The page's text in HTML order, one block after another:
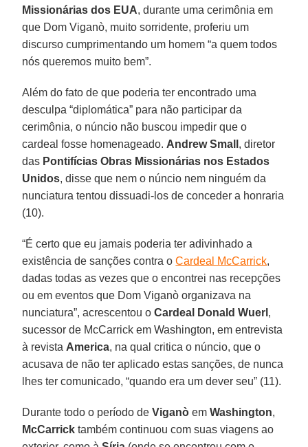
Missionárias dos EUA, durante uma cerimônia em
que Dom Viganò, muito sorridente, proferiu um
discurso cumprimentando um homem “a quem todos
nós queremos muito bem”.
Além do fato de que poderia ter encontrado uma
desculpa “diplomática” para não participar da
cerimônia, o núncio não buscou impedir que o
cardeal fosse homenageado. Andrew Small , diretor
das Pontifícias Obras Missionárias nos Estados
Unidos, disse que nem o núncio nem ninguém da
nunciatura tentou dissuadi-los de conceder a honraria
(10).
“É certo que eu jamais poderia ter adivinhado a
existência de sanções contra oCardeal McCarrick,
dadas todas as vezes que o encontrei nas recepções
ou em eventos que Dom Viganò organizava na
nunciatura”, acrescentou oCardeal Donald Wuerl ,
sucessor de McCarrick em Washington, em entrevista
à revista America, na qual critica o núncio, que o
acusava de não ter aplicado estas sanções, de nunca
lhes ter comunicado, “quando era um dever seu” (11).
Durante todo o período deViganò emWashington,
McCarrick também continuou com suas viagens ao